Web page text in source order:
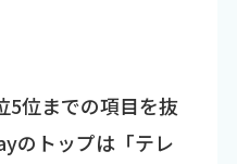
5位までの項目を抜
のトップは「テレ